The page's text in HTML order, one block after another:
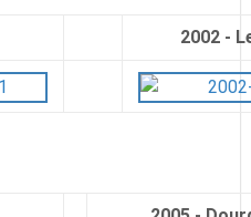
2002 -